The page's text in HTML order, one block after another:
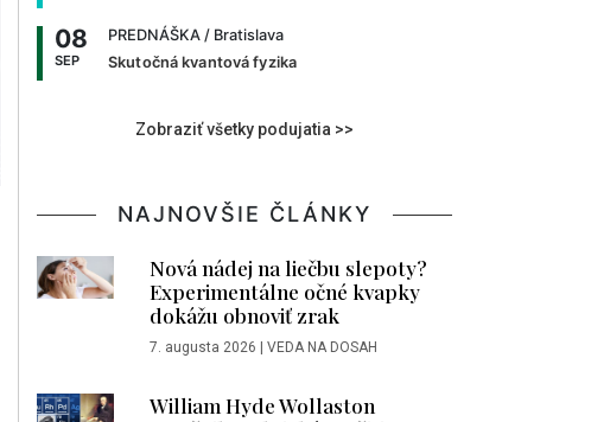
08
SEP
PREDNÁŠKA / Bratislava
Skutočná kvantová fyzika
Zobraziť všetky podujatia >>
NAJNOVŠIE ČLÁNKY
Nová nádej na liečbu slepoty?
Experimentálne očné kvapky
dokážu obnoviť zrak
7. augusta 2026 | VEDA NA DOSAH
William Hyde Wollaston